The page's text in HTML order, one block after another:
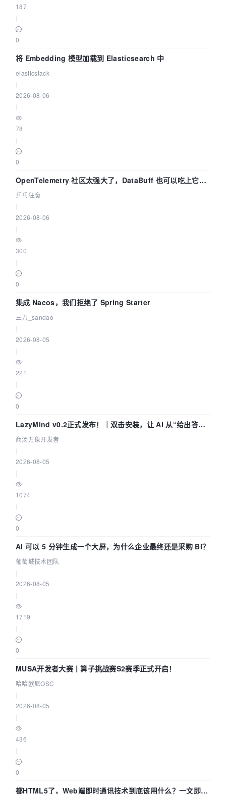
187
0
将 Embedding 模型加载到 Elasticsearch 中
elasticstack
2026-08-06
78
0
OpenTelemetry 社区太强大了，DataBuff 也可以吃上它的
eBPF 链路了
乒乓狂魔
2026-08-06
300
0
集成 Nacos，我们拒绝了 Spring Starter
三刀_sandao
2026-08-05
221
0
LazyMind v0.2正式发布！｜双击安装，让 AI 从“给出答案”
走到“完成交付”
商汤万象开发者
2026-08-05
1074
0
AI 可以 5 分钟生成一个大屏，为什么企业最终还是采购 BI？
葡萄城技术团队
2026-08-05
1719
0
MUSA开发者大赛丨算子挑战赛S2赛季正式开启！
哈哈欧尼OSC
2026-08-05
436
0
都HTML5了，Web端即时通讯技术到底该用什么？一文即